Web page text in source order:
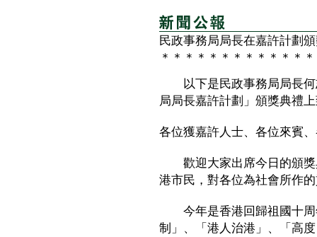
民政事務局局長在嘉許計劃
＊＊＊＊＊＊＊＊＊＊＊＊
以下是民政事務局局長何
局局長嘉許計劃」頒獎典禮
各位獲嘉許人士、各位來賓
歡迎大家出席今日的頒獎
港市民，對各位為社會所作
今年是香港回歸祖國十周
制」、「港人治港」、「高